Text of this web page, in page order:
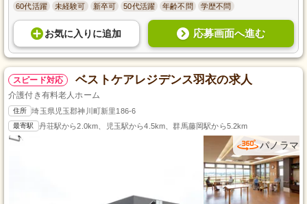
60代活躍 未経験可 新卒可 50代活躍 年齢不問 学歴不問
お気に入り に追加 応募画面へ進む
スピード対応 ベストケアレジデンス羽衣の求人
介護付き有料老人ホーム
住所 埼玉県児玉郡神川町新里186-6
最寄駅 丹荘駅から2.0km、児玉駅から4.5km、群馬藤岡駅から5.2km
パノラマ